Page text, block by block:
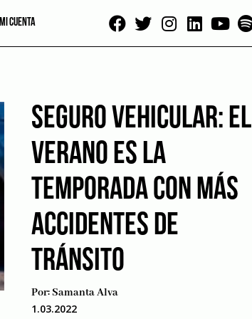
MI CUENTA
SEGURO VEHICULAR: EL
VERANO ES LA
TEMPORADA CON MÁS
ACCIDENTES DE
TRÁNSITO
Por:Samanta Alva
1.03.2022